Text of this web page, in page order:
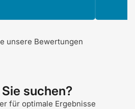
unsere Bewertungen
suchen?
für optimale Ergebnisse